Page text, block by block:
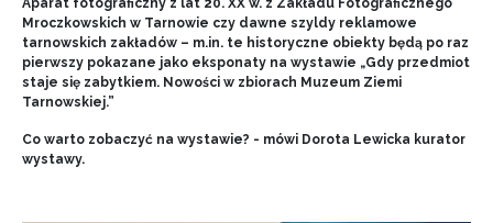
Aparat fotograficzny z lat 20. XX w. z Zakładu Fotograficznego
Mroczkowskich w Tarnowie czy dawne szyldy reklamowe
tarnowskich zakładów – m.in. te historyczne obiekty będą po raz
pierwszy pokazane jako eksponaty na wystawie „Gdy przedmiot
staje się zabytkiem. Nowości w zbiorach Muzeum Ziemi
Tarnowskiej.”
Co warto zobaczyć na wystawie? - mówi Dorota Lewicka kurator
wystawy.